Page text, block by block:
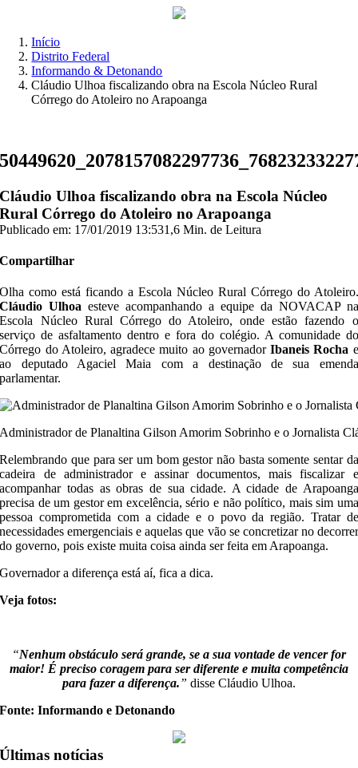
Início
Distrito Federal
Informando & Detonando
Cláudio Ulhoa fiscalizando obra na Escola Núcleo Rural
Córrego do Atoleiro no Arapoanga
Cláudio Ulhoa fiscalizando obra na Escola Núcleo
Rural Córrego do Atoleiro no Arapoanga
Publicado em: 17/01/2019 13:531,6 Min. de Leitura
Compartilhar
Olha como está ficando a Escola Núcleo Rural Córrego do Atoleiro.
Cláudio Ulhoa esteve acompanhando a equipe da NOVACAP na
Escola Núcleo Rural Córrego do Atoleiro, onde estão fazendo o
serviço de asfaltamento dentro e fora do colégio. A comunidade do
Córrego do Atoleiro, agradece muito ao governadorIbaneis Rocha e
ao deputado Agaciel Maia com a destinação de sua emenda
parlamentar.
Administrador de Planaltina Gilson Amorim Sobrinho e o Jornalista
Relembrando que para ser um bom gestor não basta somente sentar da
cadeira de administrador e assinar documentos, mais fiscalizar e
acompanhar todas as obras de sua cidade. A cidade de Arapoanga
precisa de um gestor em excelência, sério e não político, mais sim uma
pessoa comprometida com a cidade e o povo da região. Tratar de
necessidades emergenciais e aquelas que vão se concretizar no decorrer
do governo, pois existe muita coisa ainda ser feita em Arapoanga.
Governador a diferença está aí, fica a dica.
Veja fotos:
“Nenhum obstáculo será grande, se a sua vontade de vencer for
maior! É preciso coragem para ser diferente e muita competência
para fazer a diferença.” disse Cláudio Ulhoa.
Fonte: Informando e Detonando
Últimas notícias